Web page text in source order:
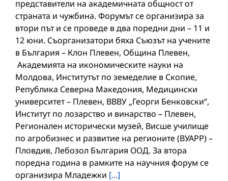
представители на академичната общност от
страната и чужбина. Форумът се организира за
втори път и се проведе в два поредни дни – 11 и
12 юни. Съорганизатори бяха Съюзът на учените
в България – Клон Плевен, Община Плевен,
Академията на икономическите науки на
Молдова, Институтът по земеделие в Скопие,
Република Северна Македония, Медицински
университет – Плевен, ВВВУ „Георги Бенковски“,
Институт по лозарство и винарство – Плевен,
Регионален исторически музей, Висше училище
по агробизнес и развитие на регионите (ВУАРР) –
Пловдив, Лебозол България ООД. За втора
поредна година в рамките на научния форум се
организира Младежки [...]